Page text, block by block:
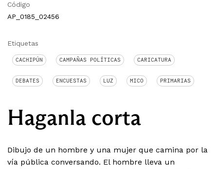
Código
AP_0185_02456
Etiquetas
CACHIPÚN CAMPAÑAS POLÍTICAS CARICATURA
DEBATES ENCUESTAS LUZ MICO PRIMARIAS
Haganla corta
Dibujo de un hombre y una mujer que camina por la
vía pública conversando. El hombre lleva un